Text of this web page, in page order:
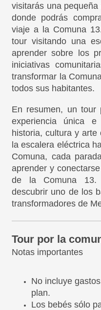
visitarás una
donde podrás
viaje a la Comuna
tour visitando una
aprender sobre los
iniciativas
transformar la
todos sus habitantes.
En resumen, un
experiencia única
historia, cultura y
la escalera eléctrica
Comuna, cada
aprender y
de la Comuna 13.
descubrir uno de los
transformadores de
Tour por la
Notas importantes
No incluye
plan.
Los bebés sólo